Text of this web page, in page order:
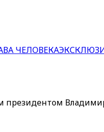
ЧЕЛОВЕКА
президентом